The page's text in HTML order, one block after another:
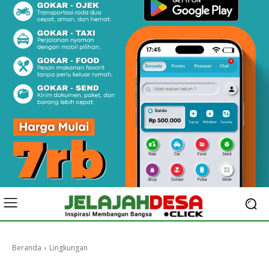
Beranda Lingkungan